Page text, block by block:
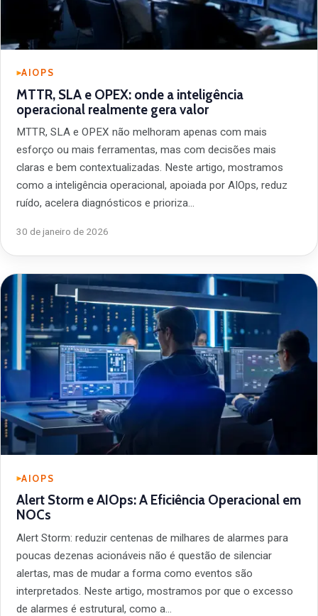
AIOPS
MTTR, SLA e OPEX: onde a inteligência
operacional realmente gera valor
MTTR, SLA e OPEX não melhoram apenas com mais
esforço ou mais ferramentas, mas com decisões mais
claras e bem contextualizadas. Neste artigo, mostramos
como a inteligência operacional, apoiada por AIOps, reduz
ruído, acelera diagnósticos e prioriza…
30 de janeiro de 2026
AIOPS
Alert Storm e AIOps: A Eficiência Operacional em
NOCs
Alert Storm: reduzir centenas de milhares de alarmes para
poucas dezenas acionáveis não é questão de silenciar
alertas, mas de mudar a forma como eventos são
interpretados. Neste artigo, mostramos por que o excesso
de alarmes é estrutural, como a…